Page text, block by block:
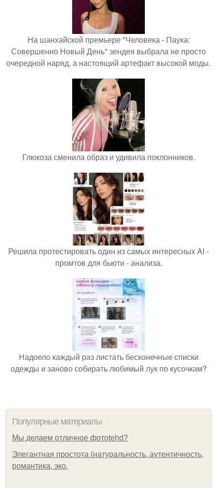
На шанхайской премьере "Человека - Паука:
Совершенно Новый День" зендея выбрала не просто
очередной наряд, а настоящий артефакт высокой моды.
Глюкоза сменила образ и удивила поклонников.
Решила протестировать один из самых интересных AI -
промтов для бьюти - анализа.
Надоело каждый раз листать бесконечные списки
одежды и заново собирать любимый лук по кусочкам?
Популярные материалы
Мы делаем отличное фотоtehd?
Элегантная простота (натуральность, аутентичность,
романтика, эко.